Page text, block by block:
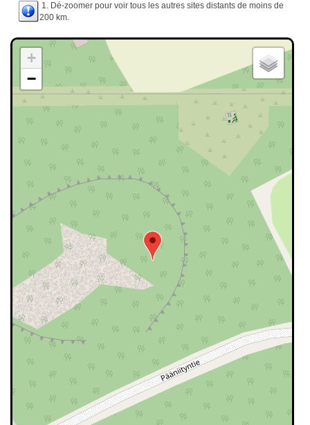
1. Dé-zoomer pour voir tous les autres sites distants de moins de
200 km.
+
−